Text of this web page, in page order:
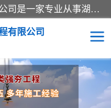
湖南业峻强夯基础工程有限公司是一家专业从事湖南强夯基础工程、强夯机租赁，地基处理的施工单位。业务覆盖：湖南、广东，江西等地。可承接1000KN.m-25000KN.m强夯（置换）工程。公司创始人是国内较早期从事强夯施工的建设者，经过多年的一步一个脚印的发展，在行业内具有较高的度和良好的口碑。
有限公司
强夯机租赁